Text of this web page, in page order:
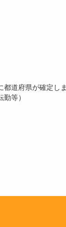
都道府県が確定し
等）